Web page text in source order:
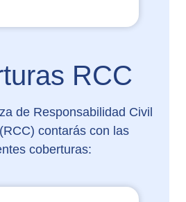
RCC
de Responsabilidad Civil
contarás con las
coberturas: